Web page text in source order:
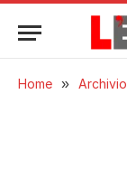
Home » Archivio